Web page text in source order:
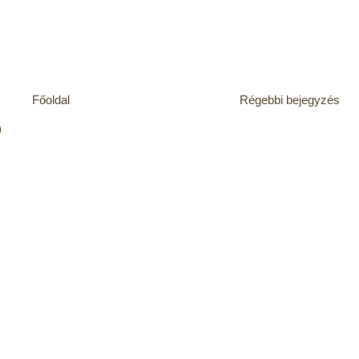
Régebbi bejegyzés
Főoldal